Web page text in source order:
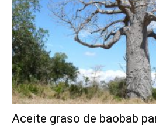
Aceite graso de baobab